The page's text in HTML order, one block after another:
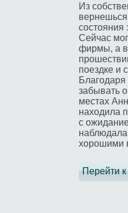
Из
вернешься
состояния
Сейчас
фирмы, а в
поездке и
Благодаря
забывать
местах
находила
с
наблюдала
хорошими
Перейти